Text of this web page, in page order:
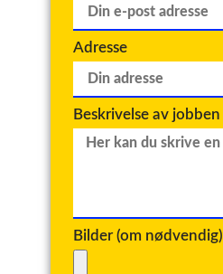
Adresse
Beskrivelse av jobben
Bilder (om nødvendig)